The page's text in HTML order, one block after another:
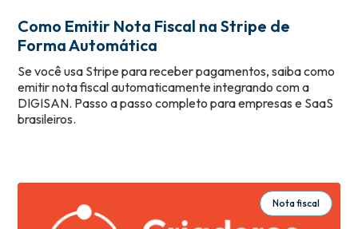
Como Emitir Nota Fiscal na Stripe de
Forma Automática
Se você usa Stripe para receber pagamentos, saiba como
emitir nota fiscal automaticamente integrando com a
DIGISAN. Passo a passo completo para empresas e SaaS
brasileiros.
Nota fiscal